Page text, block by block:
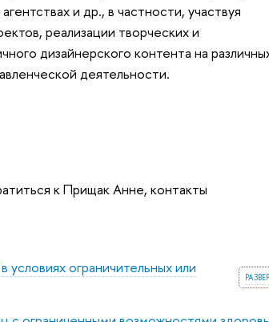
и др., в частности, участвуя
реализации творческих и
дизайнерского контента на
деятельности.
к Прищак Анне, контакты
ограничительных или